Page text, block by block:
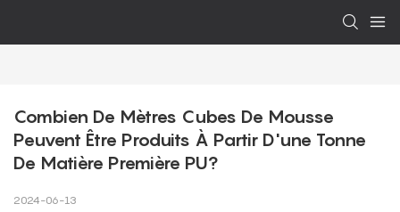
Combien De Mètres Cubes De Mousse
Peuvent Être Produits À Partir D'une Tonne
De Matière Première PU?
2024-06-13